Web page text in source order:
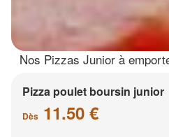
Nos Pizzas Junior à
Pizza poulet boursin junior
Dès 11.50 €